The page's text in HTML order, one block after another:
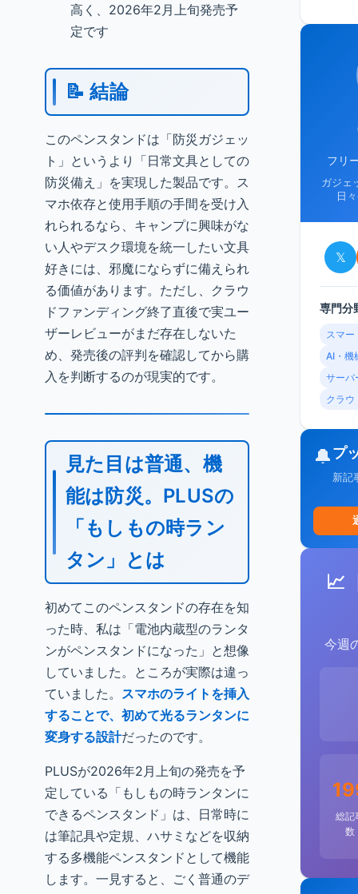
高く、2026年2月上旬発売予
定です
📝 結論
このペンスタンドは「防災ガジェッ
ト」というより「日常文具としての
防災備え」を実現した製品です。ス
マホ依存と使用手順の手間を受け入
れられるなら、キャンプに興味がな
い人やデスク環境を統一したい文具
好きには、邪魔にならずに備えられ
る価値があります。ただし、クラウ
ドファンディング終了直後で実ユー
ザーレビューがまだ存在しないた
め、発売後の評判を確認してから購
入を判断するのが現実的です。
見た目は普通、機
能は防災。PLUSの
「もしもの時ラン
タン」とは
初めてこのペンスタンドの存在を知
った時、私は「電池内蔵型のランタ
ンがペンスタンドになった」と想像
していました。ところが実際は違っ
ていました。 スマホのライトを挿入
することで、初めて光るランタンに
変身する設計だったのです。
PLUSが2026年2月上旬の発売を予
定している「もしもの時ランタンに
できるペンスタンド」は、日常時に
は筆記具や定規、ハサミなどを収納
する多機能ペンスタンドとして機能
します。一見すると、ごく普通のデ
フリ
ガジェ
日
𝕏
専門分
スマー
AI・機
サーバ
クラウ
🔔プ
新記
📈
今週
総記
数